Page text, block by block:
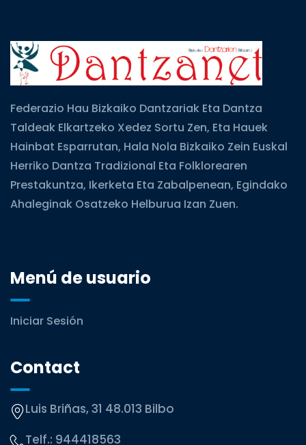
Federazio Hau Bizkaiko Dantzariak Eta Dantza
Taldeak Elkartzeko Xedez Sortu Zen, Eta Hauek
Hainbat Esparrutan, Hala Nola Bizkaiko Zein Euskal
Herriko Dantza Tradizional Eta Folklorearen
Prestakuntza, Ikerketa Eta Zabalpenean, Egindako
Ahaleginak Osatzeko Helburua Izan Zuen.
Menú de usuario
Iniciar Sesión
Contact
Luis Briñas, 31 48.013 Bilbo
Telf.: 944418563